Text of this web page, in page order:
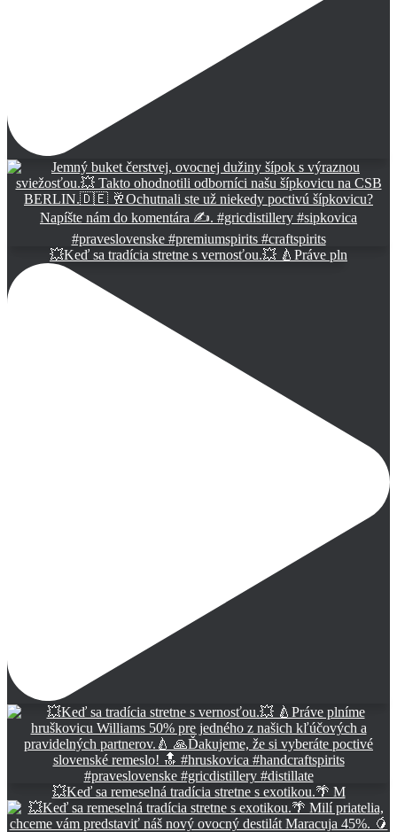
💥Keď sa tradícia stretne s vernosťou.💥 🍐Práve pln
💥Keď sa remeselná tradícia stretne s exotikou.🌴 M